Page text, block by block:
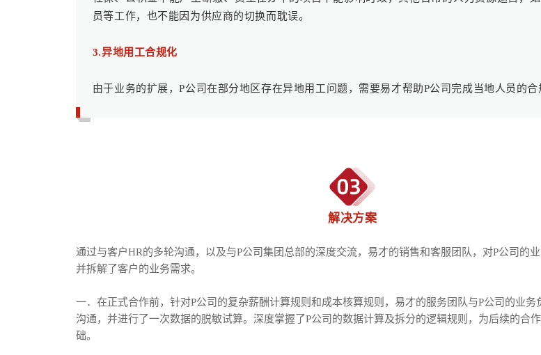
员等工作，也不能因为供应商的切换而耽误。
3.异地用工合规化
由于业务的扩展，P公司在部分地区存在异地用工问题，需要易才帮助P公司完成当地人员的合
解决方案
通过与客户HR的多轮沟通，以及与P公司集团总部的深度交流，易才的销售和客服团队，对P公司的业
并拆解了客户的业务需求。
一．在正式合作前，针对P公司的复杂薪酬计算规则和成本核算规则，易才的服务团队与P公司的业务
沟通，并进行了一次数据的脱敏试算。深度掌握了P公司的数据计算及拆分的逻辑规则，为后续的合
础。